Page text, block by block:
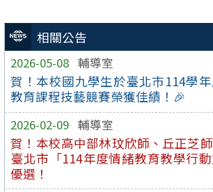
相關公告
2026-05-08 輔導室
賀！本校國九學生於臺北巿114學
教育課程技藝競賽榮獲佳績！🎉
2026-02-09 輔導室
賀！本校高中部林玟欣師、丘正芝
臺北市「114年度情緒教育教學行
優選！